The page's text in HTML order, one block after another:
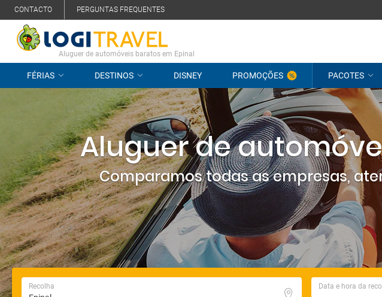
CONTACTO PERGUNTAS FREQUENTES
Aluguer de automóveis baratos em Epinal
FÉRIAS DESTINOS DISNEY PROMOÇÕES PACOTES
Aluguer de
Comparamos todas as empresas,
Recolha Data e hora da